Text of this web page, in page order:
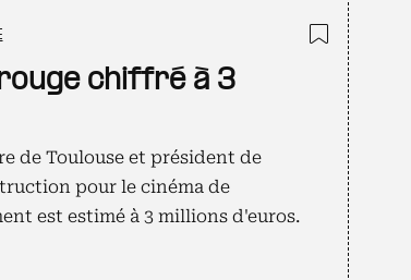
chiffré à 3
de Toulouse et président de
pour le cinéma de
est estimé à 3 millions d'euros.